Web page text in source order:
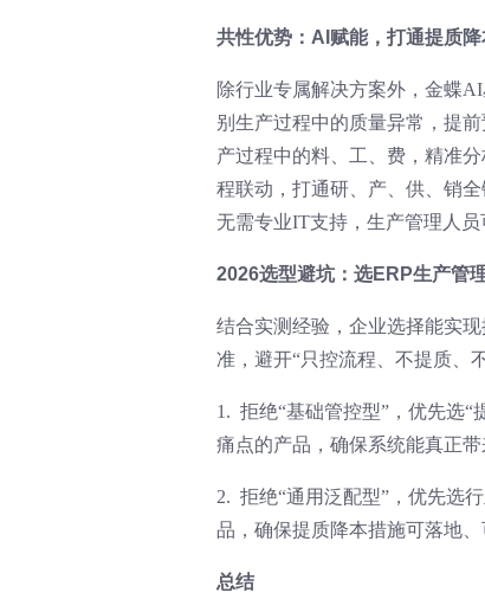
共性优势：AI赋能，打通提质
除行业专属解决方案外，金蝶
别生产过程中的质量异常，提
产过程中的料、工、费，精准
程联动，打通研、产、供、销
无需专业IT支持，生产管理人
2026选型避坑：选ERP生产管
结合实测经验，企业选择能实
准，避开“只控流程、不提质、
1. 拒绝“基础管控型”，优先选
痛点的产品，确保系统能真正带
2. 拒绝“通用泛配型”，优先选
品，确保提质降本措施可落地、
总结